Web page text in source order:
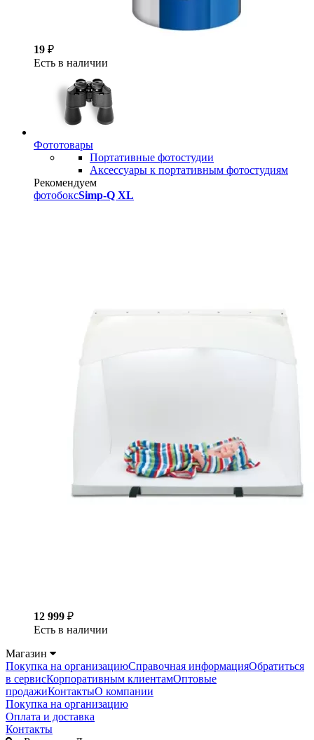
19 ₽
Есть в наличии
Фототовары
Портативные фотостудии
Аксессуары к портативным фотостудиям
Рекомендуем
фотобоксSimp-Q XL
12 999 ₽
Есть в наличии
Магазин
Покупка на организациюСправочная информацияОбратиться
в сервисКорпоративным клиентамОптовые
продажиКонтактыО компании
Покупка на организацию
Оплата и доставка
Контакты